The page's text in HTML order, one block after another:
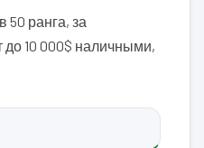
50 ранга, за
до 10 000$ наличными,